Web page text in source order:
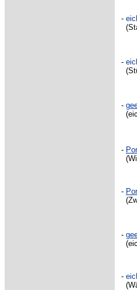
-
-
-
(
-
-
-
-